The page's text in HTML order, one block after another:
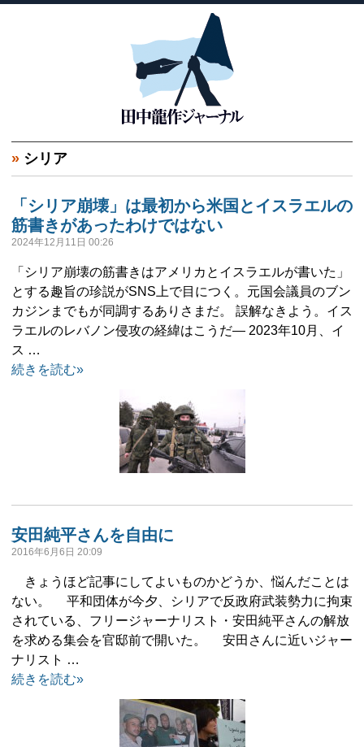
» シリア
「シリア崩壊」は最初から米国とイスラエルの
筋書きがあったわけではない
2024年12月11日 00:26
「シリア崩壊の筋書きはアメリカとイスラエルが書いた」
とする趣旨の珍説がSNS上で目につく。元国会議員のブン
カジンまでもが同調するありさまだ。 誤解なきよう。イス
ラエルのレバノン侵攻の経緯はこうだ― 2023年10月、イ
ス …
続きを読む»
安田純平さんを自由に
2016年6月6日 20:09
きょうほど記事にしてよいものかどうか、悩んだことは
ない。 平和団体が今夕、シリアで反政府武装勢力に拘束
されている、フリージャーナリスト・安田純平さんの解放
を求める集会を官邸前で開いた。 安田さんに近いジャー
ナリスト …
続きを読む»